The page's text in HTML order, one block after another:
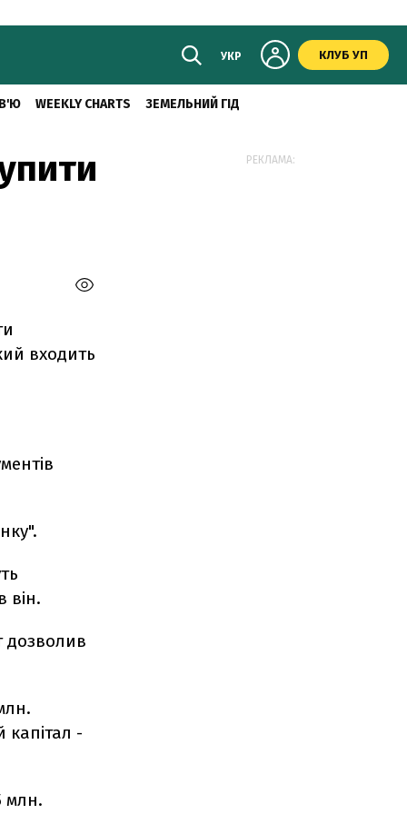
УКР КЛУБ УП
WEEKLY CHARTS ЗЕМЕЛЬНИЙ ГІД
входить
він.
дозволив
-
млн.
РЕКЛАМА: